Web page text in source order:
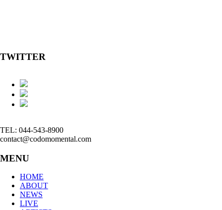
TWITTER
TEL: 044-543-8900
contact@codomomental.com
MENU
HOME
ABOUT
NEWS
LIVE